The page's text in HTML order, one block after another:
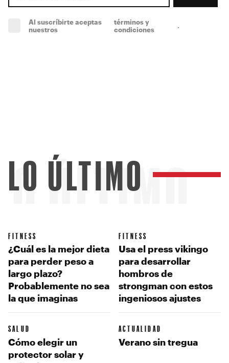
Al suscríbirte aceptas
nuestros
términos y
condiciones
.
ÚLTIMO
LO ÚLTIMO
FITNESS
¿Cuál es la mejor dieta
para perder peso a
largo plazo?
Probablemente no sea
la que imaginas
FITNESS
Usa el press vikingo
para desarrollar
hombros de
strongman con estos
ingeniosos ajustes
SALUD
Cómo elegir un
protector solar y
ACTUALIDAD
Verano sin tregua